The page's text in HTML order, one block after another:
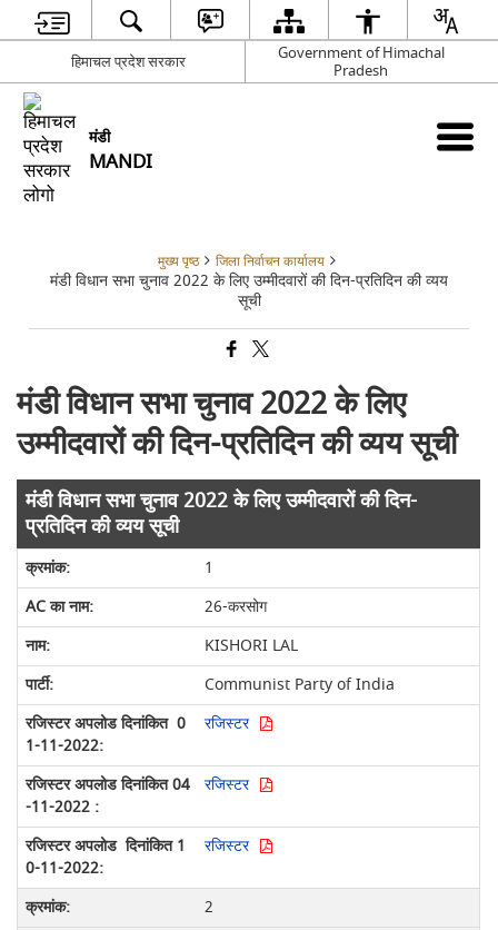
हिमाचल प्रदेश सरकार
Government of Himachal
Pradesh
मंडी
MANDI
मुख्य पृष्ठ जिला निर्वाचन कार्यालय
मंडी विधान सभा चुनाव 2022 के लिए उम्मीदवारों की दिन-प्रतिदिन की व्यय
सूची
मंडी विधान सभा चुनाव 2022 के लिए
उम्मीदवारों की दिन-प्रतिदिन की व्यय सूची
मंडी विधान सभा चुनाव 2022 के लिए उम्मीदवारों की दिन-
प्रतिदिन की व्यय सूची
1
26-करसोग
KISHORI LAL
Communist Party of India
रजिस्टर
रजिस्टर
रजिस्टर
2